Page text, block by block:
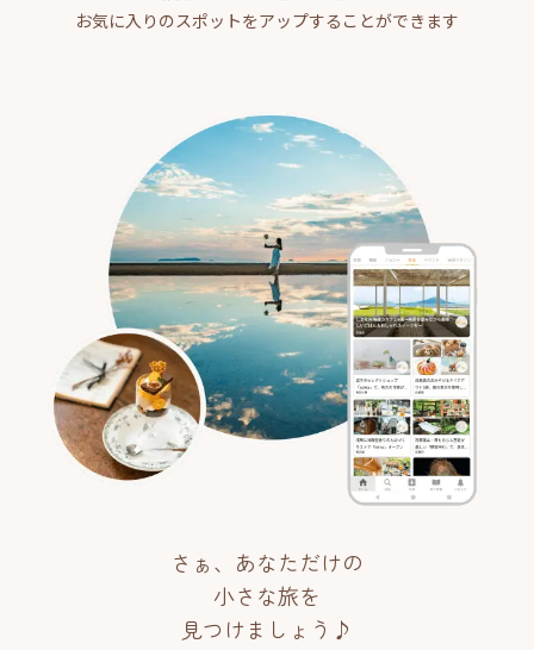
お気に入りのスポットをアップすることができます
さぁ、あなただけの
小さな旅を
見つけましょう♪